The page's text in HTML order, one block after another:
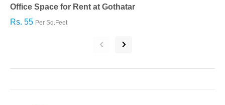
Office Space for Rent at Gothatar
Rs. 55 Per Sq.Feet
‹ ›